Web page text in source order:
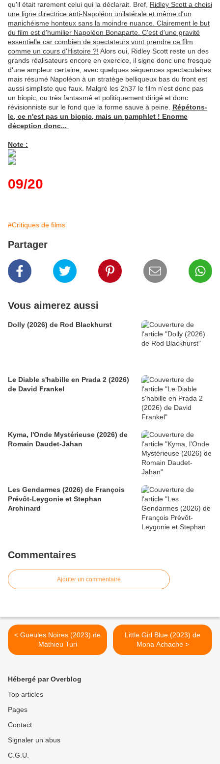
qu'il était rarement celui qui la déclarait. Bref, Ridley Scott a choisi
une ligne directrice anti-Napoléon unilatérale et même d'un
manichéisme honteux sans la moindre nuance. Clairement le but
du film est d'humilier Napoléon Bonaparte. C'est d'une gravité
essentielle car combien de spectateurs vont prendre ce film
comme un cours d'Histoire ?! Alors oui, Ridley Scott reste un des
grands réalisateurs encore en exercice, il signe donc une fresque
d'une ampleur certaine, avec quelques séquences spectaculaires
mais résumé Napoléon à un stratège belliqueux bas du front est
aussi simpliste que faux. Malgré les 2h37 le film n'est donc pas
un biopic, ou très fantasmé et politiquement dirigé et donc
révisionniste sur le fond que la forme sauve à peine. Répétons-
le, ce n'est pas un biopic, mais un pamphlet ! Enorme
déception donc...
Note :
09/20
#Critiques de films
Partager
Vous aimerez aussi
Dolly (2026) de Rod Blackhurst
Le Diable s'habille en Prada 2 (2026)
de David Frankel
Kyma, l'Onde Mystérieuse (2026) de
Romain Daudet-Jahan
Les Gendarmes (2026) de François
Prévôt-Leygonie et Stephan
Archinard
Commentaires
Ajouter un commentaire
< Gueules Noires (2023) de
Mathieu Turi
Little Girl Blue (2023) de
Mona Achache >
Hébergé par Overblog
Top articles
Pages
Contact
Signaler un abus
C.G.U.